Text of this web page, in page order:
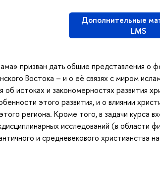
Дополнительные
LMS
призван дать общие представления о
Востока – и о её связях с миром
истоках и закономерностях развития
этого развития, и о влиянии
региона. Кроме того, в задачи курса
исследований (в области
и средневекового христианства